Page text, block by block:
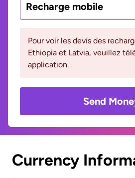
Recharge mobile
Pour voir les devis des
Ethiopia et Latvia, veuillez
application.
Send
Currency